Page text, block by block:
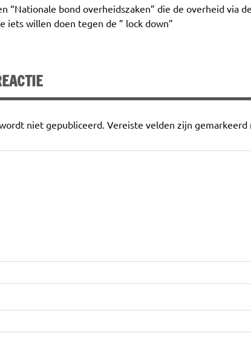
“Nationale bond overheidszaken” die de overheid via
iets willen doen tegen de ” lock down”
niet gepubliceerd. Vereiste velden zijn gemarkeerd